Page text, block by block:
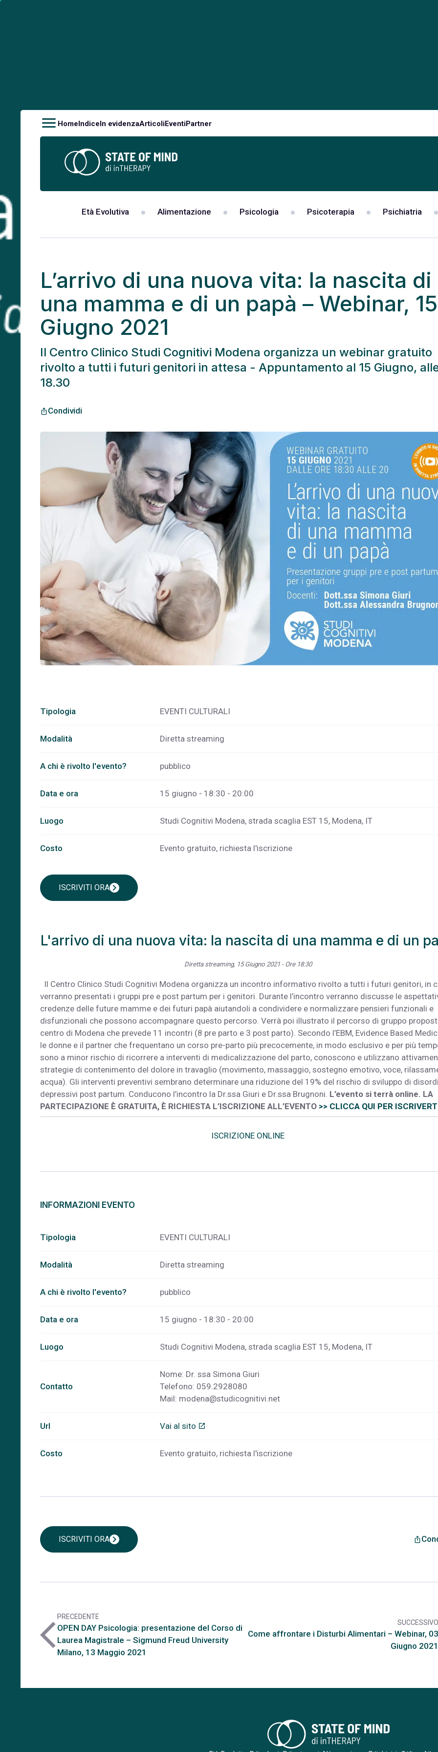
HomeIndiceIn evidenzaArticoliEventiPartner
Età Evolutiva Alimentazione Psicologia Psicoterapia Psichiatria
L’arrivo di una nuova vita: la nascita di
una mamma e di un papà – Webinar, 15
Giugno 2021
Il Centro Clinico Studi Cognitivi Modena organizza un webinar gratuito
rivolto a tutti i futuri genitori in attesa - Appuntamento al 15 Giugno,
18.30
ios_shareCondividi
Tipologia EVENTI CULTURALI
Modalità Diretta streaming
A chi è rivolto l'evento? pubblico
Data e ora 15 giugno - 18:30 - 20:00
Luogo Studi Cognitivi Modena, strada scaglia EST 15, Modena, IT
Costo Evento gratuito, richiesta l'iscrizione
ISCRIVITI ORAchevron_right
L'arrivo di una nuova vita: la nascita di una mamma e di un
Diretta streaming, 15 Giugno 2021 - Ore 18:30
Il Centro Clinico Studi Cognitivi Modena organizza un incontro informativo rivolto a tutti i futuri genitori, in
verranno presentati i gruppi pre e post partum per i genitori. Durante l’incontro verranno discusse le
credenze delle future mamme e dei futuri papà aiutandoli a condividere e normalizzare pensieri funzionali e
disfunzionali che possono accompagnare questo percorso. Verrà poi illustrato il percorso di gruppo
centro di Modena che prevede 11 incontri (8 pre parto e 3 post parto). Secondo l’EBM, Evidence Based
le donne e il partner che frequentano un corso pre-parto più precocemente, in modo esclusivo e per più
sono a minor rischio di ricorrere a interventi di medicalizzazione del parto, conoscono e utilizzano
strategie di contenimento del dolore in travaglio (movimento, massaggio, sostegno emotivo, voce,
acqua). Gli interventi preventivi sembrano determinare una riduzione del 19% del rischio di sviluppo di
depressivi post partum. Conducono l’incontro la Dr.ssa Giuri e Dr.ssa Brugnoni. L’evento si terrà online. LA
PARTECIPAZIONE È GRATUITA, È RICHIESTA L’ISCRIZIONE ALL’EVENTO >> CLICCA QUI PER
ISCRIZIONE ONLINE
INFORMAZIONI EVENTO
Tipologia EVENTI CULTURALI
Modalità Diretta streaming
A chi è rivolto l'evento? pubblico
Data e ora 15 giugno - 18:30 - 20:00
Luogo Studi Cognitivi Modena, strada scaglia EST 15, Modena, IT
Contatto
Nome: Dr. ssa Simona Giuri
Telefono: 059.2928080
Mail: modena@studicognitivi.net
Url Vai al sito open_in_new
Costo Evento gratuito, richiesta l'iscrizione
ISCRIVITI ORAchevron_right ios_share
arrow_back_ios
PRECEDENTE
OPEN DAY Psicologia: presentazione del Corso di
Laurea Magistrale – Sigmund Freud University
Milano, 13 Maggio 2021
SUCCESSIVO
Come affrontare i Disturbi Alimentari – Webinar, 03
Giugno 2021